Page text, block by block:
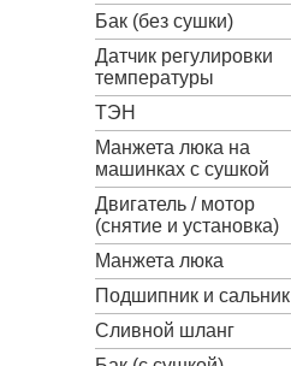
Бак (без сушки)
Датчик регулировки
температуры
ТЭН
Манжета люка на
машинках с сушкой
Двигатель / мотор
(снятие и установка)
Манжета люка
Подшипник и сальник
Сливной шланг